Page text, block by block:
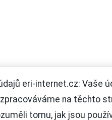
eri-internet.cz: Vaše
na těchto
tomu, jak jsou